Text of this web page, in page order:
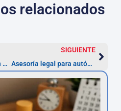
relacionados
Impacto de la anulación de la ZBE en las sanciones económicas: cómo reclamar
SIGUIENTE
Asesoría legal para autónomos afectados por multas ZBE en Madrid